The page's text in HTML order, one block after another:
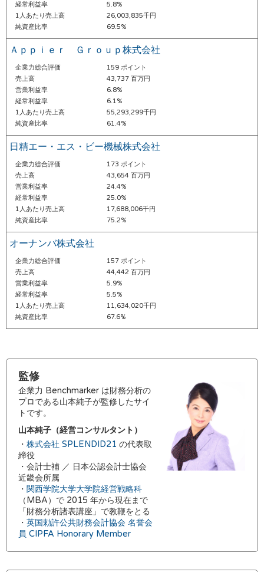
経常利益率
5.8%
1人あたり売上高
26,003,835千円
純資産比率
69.5%
Ａｐｐｉｅｒ Ｇｒｏｕｐ株式会社
企業力総合評価
159 ポイント
売上高
43,737 百万円
営業利益率
6.8%
経常利益率
6.1%
1人あたり売上高
55,293,299千円
純資産比率
61.4%
日精エー・エス・ビー機械株式会社
企業力総合評価
173 ポイント
売上高
43,654 百万円
営業利益率
24.4%
経常利益率
25.0%
1人あたり売上高
17,688,006千円
純資産比率
75.2%
オーナンバ株式会社
企業力総合評価
157 ポイント
売上高
44,442 百万円
営業利益率
5.9%
経常利益率
5.5%
1人あたり売上高
11,634,020千円
純資産比率
67.6%
監修
企業力 Benchmarker は財務分析の
プロである山本純子が監修したサイ
トです。
山本純子（経営コンサルタント）
・ 株式会社 SPLENDID21 の代表取
締役
・会計士補 ／ 日本公認会計士協会
近畿会所属
・ 関西学院大学大学院経営戦略科
（MBA）で 2015 年から現在まで
「財務分析諸表講座」で教鞭をとる
・ 英国勅許公共財務会計協会 名誉会
員 CIPFA Honorary Member